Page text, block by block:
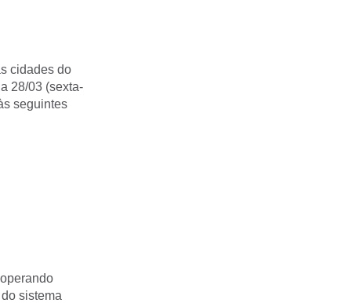
cidades do
28/03 (sexta-
seguintes
sistema